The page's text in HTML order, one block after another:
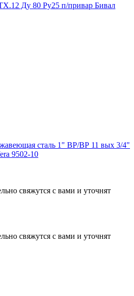
Ду 80 Ру25 п/привар Бивал
сталь 1" ВР/ВР 11 вых 3/4"
9502-10
свяжутся с вами и уточнят
свяжутся с вами и уточнят